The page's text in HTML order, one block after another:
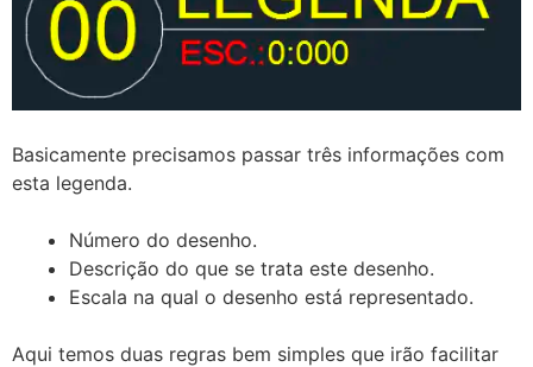
Basicamente precisamos passar três informações com
esta legenda.
Número do desenho.
Descrição do que se trata este desenho.
Escala na qual o desenho está representado.
Aqui temos duas regras bem simples que irão facilitar